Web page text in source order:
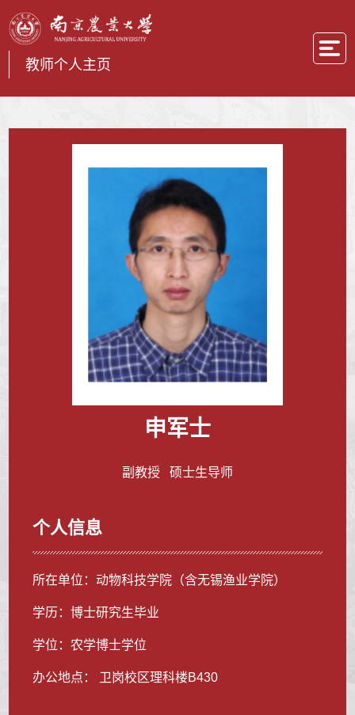
教师个人主页
申军士
副教授 硕士生导师
个人信息
所在单位：动物科技学院（含无锡渔业学院）
学历：博士研究生毕业
学位：农学博士学位
办公地点： 卫岗校区理科楼B430